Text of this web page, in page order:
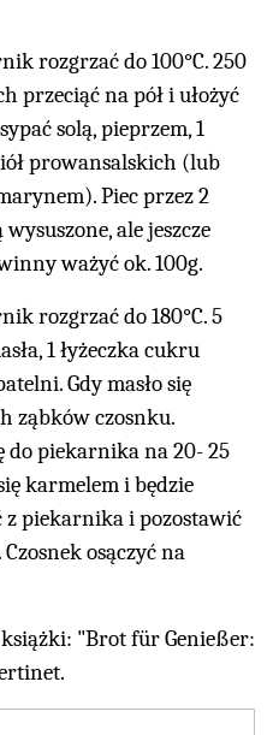
rozgrzać do 100°C. 250
przeciąć na pół i ułożyć
solą, pieprzem, 1
prowansalskich (lub
Piec przez 2
ale jeszcze
ważyć ok. 100g.
rozgrzać do 180°C. 5
1 łyżeczka cukru
Gdy masło się
ząbków czosnku.
do piekarnika na 20- 25
karmelem i będzie
piekarnika i pozostawić
osączyć na
"Brot für Genießer: